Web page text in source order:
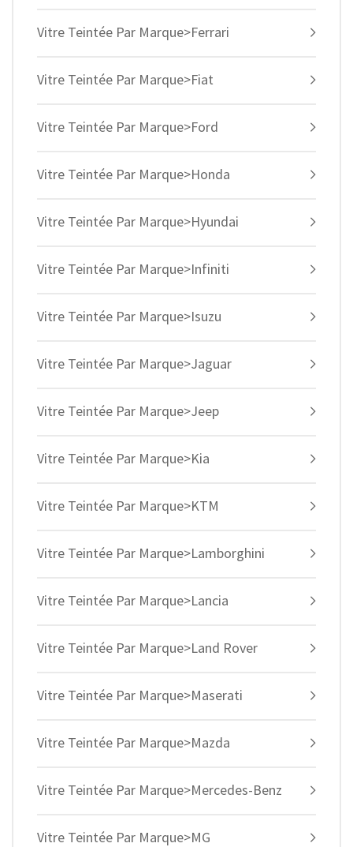
Vitre Teintée Par Marque>Ferrari
Vitre Teintée Par Marque>Fiat
Vitre Teintée Par Marque>Ford
Vitre Teintée Par Marque>Honda
Vitre Teintée Par Marque>Hyundai
Vitre Teintée Par Marque>Infiniti
Vitre Teintée Par Marque>Isuzu
Vitre Teintée Par Marque>Jaguar
Vitre Teintée Par Marque>Jeep
Vitre Teintée Par Marque>Kia
Vitre Teintée Par Marque>KTM
Vitre Teintée Par Marque>Lamborghini
Vitre Teintée Par Marque>Lancia
Vitre Teintée Par Marque>Land Rover
Vitre Teintée Par Marque>Maserati
Vitre Teintée Par Marque>Mazda
Vitre Teintée Par Marque>Mercedes-Benz
Vitre Teintée Par Marque>MG